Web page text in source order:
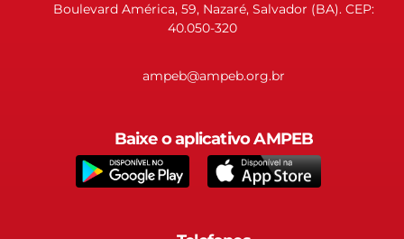
Boulevard América, 59, Nazaré, Salvador (BA). CEP:
40.050-320
ampeb@ampeb.org.br
Baixe o aplicativo AMPEB